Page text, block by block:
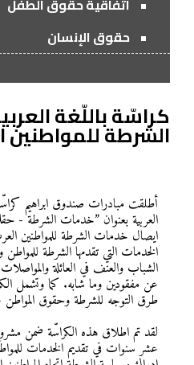
حقوق الإنسان
كراسّة باللّغة
الشرطة للمواطنين
أطلقت مبادرات صندوق ابراهيم
العربية بعنوان ”خدمات الشرطة -
ايصال خدمات الشرطة للمواطنين
الخدمات التي تقدمها الشرطة
الشباب والعنف في العائلة
عن مفقودين وما شابه. كما وتشمل
طرق التوجه للشرطة وحقوق المواطن
لقد تم اطلاق هذه الكراسّة ضمن
عشر سنوات في تقديم الخدمات